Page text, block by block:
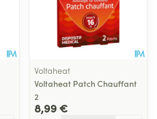
Voltaheat
Voltaheat Patch Chauffant
2
8,99 €